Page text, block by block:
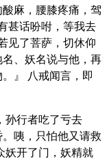
麻，腰膝疼痛，驾
甚话吩咐，等我去
见了菩萨，切休仰
、妖名说与他，再
』 八戒闻言，即
孙行者吃了亏去
咦，只怕他又请救
妖开了门，妖精就